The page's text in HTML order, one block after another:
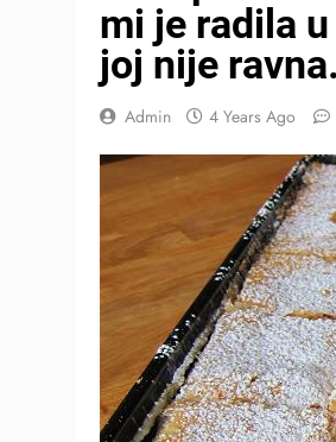
mi je radila
joj nije
Admin 4 Years Ago